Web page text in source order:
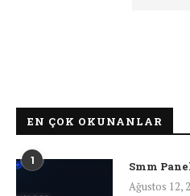
EN ÇOK OKUNANLAR
1
Smm
Ağustos 12,